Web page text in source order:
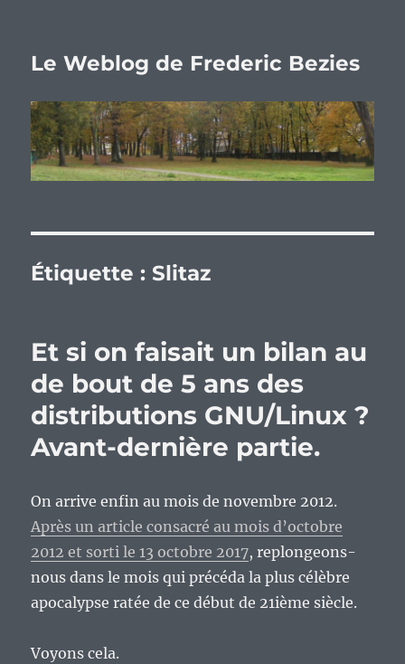
Le Weblog de Frederic Bezies
Étiquette : Slitaz
Et si on faisait un bilan au
de bout de 5 ans des
distributions GNU/Linux ?
Avant-dernière partie.
On arrive enfin au mois de novembre 2012.
Après un article consacré au mois d’octobre
2012 et sorti le 13 octobre 2017, replongeons-
nous dans le mois qui précéda la plus célèbre
apocalypse ratée de ce début de 21ième siècle.
Voyons cela.